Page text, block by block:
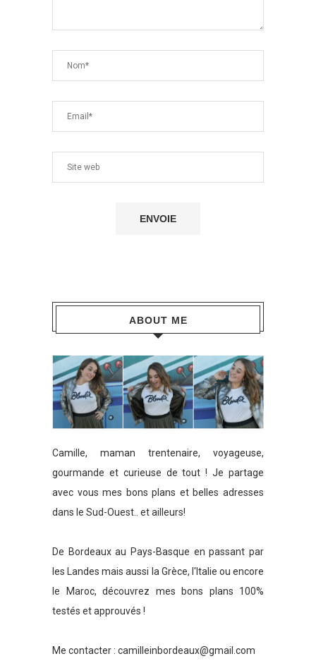
ABOUT ME
Camille, maman trentenaire, voyageuse,
gourmande et curieuse de tout ! Je partage
avec vous mes bons plans et belles adresses
dans le Sud-Ouest.. et ailleurs!
De Bordeaux au Pays-Basque en passant par
les Landes mais aussi la Grèce, l'Italie ou encore
le Maroc, découvrez mes bons plans 100%
testés et approuvés !
Me contacter : camilleinbordeaux@gmail.com